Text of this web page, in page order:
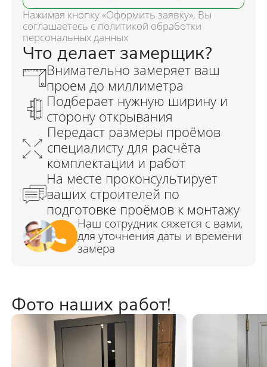
Нажимая кнопку «Оформить заявку», Вы
соглашаетесь с политикой обработки
персональных данных
Фото наших работ!